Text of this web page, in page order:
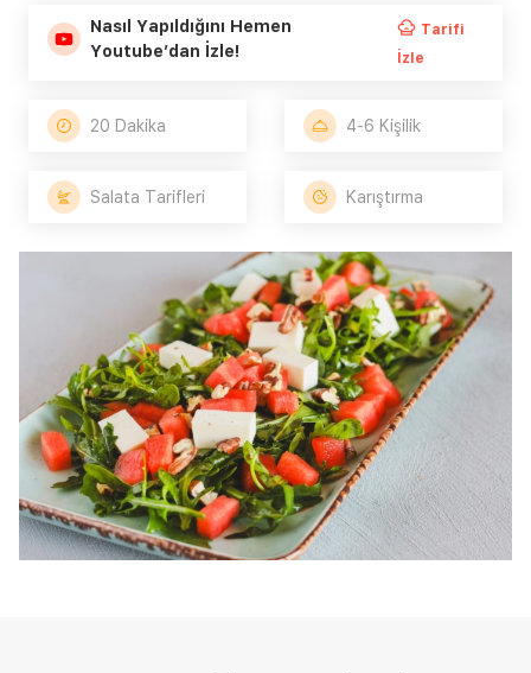
Nasıl Yapıldığını Hemen
Youtube’dan İzle!
Tarifi
İzle
20 Dakika 4-6 Kişilik
Salata Tarifleri Karıştırma